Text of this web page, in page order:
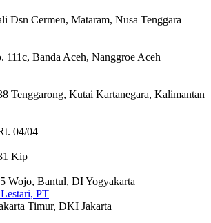
Dsn Cermen, Mataram, Nusa Tenggara
111c, Banda Aceh, Nanggroe Aceh
Tenggarong, Kutai Kartanegara, Kalimantan
04/04
Kip
Wojo, Bantul, DI Yogyakarta
PT
Timur, DKI Jakarta